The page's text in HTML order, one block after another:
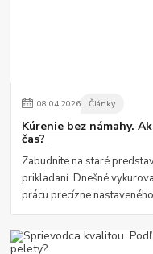
08.04.2026 Články
Kúrenie bez námahy.
čas?
Zabudnite na staré
prikladaní. Dnešné
prácu precízne